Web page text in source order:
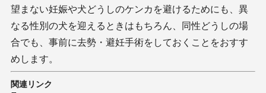
望まない妊娠や犬どうしのケンカを避けるためにも、異
なる性別の犬を迎えるときはもちろん、同性どうしの場
合でも、事前に去勢・避妊手術をしておくことをおすす
めします。
関連リンク